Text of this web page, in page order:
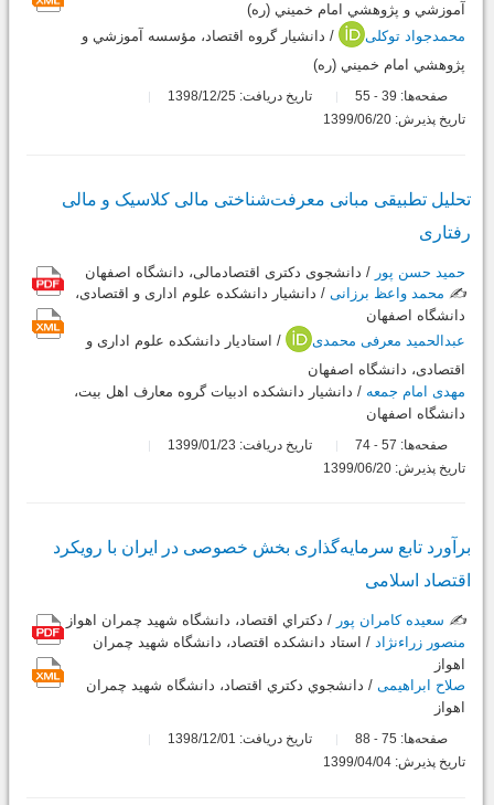
آموزشي و پژوهشي امام خميني (ره)
محمدجواد توکلی
/ دانشيار گروه اقتصاد، مؤسسه آموزشي و
پژوهشي امام خميني (ره)
صفحه‌ها: 39
-
تاریخ دریافت: 1398/12/25
تاریخ پذیرش: 1399/06/20
تحلیل تطبیقی مبانی معرفت‌شناختی مالی کلاسیک و مالی
رفتاری
حمید حسن پور / دانشجوی دکتری اقتصادمالی، دانشگاه اصفهان
✍️ محمد واعظ برزانی / دانشیار دانشکده علوم اداری و اقتصادی،
دانشگاه اصفهان
عبدالحمید معرفی محمدی
/ استادیار دانشکده علوم اداری و
اقتصادی، دانشگاه اصفهان
مهدی امام جمعه / دانشیار دانشکده ادبیات گروه معارف اهل بیت،
دانشگاه اصفهان
صفحه‌ها: 57
-
تاریخ دریافت: 1399/01/23
تاریخ پذیرش: 1399/06/20
برآورد تابع سرمایه‌گذاری بخش خصوصی در ایران با رویکرد
اقتصاد اسلامی
✍️ سعیده کامران پور / دکتراي اقتصاد، دانشگاه شهيد چمران اهواز
منصور زراءنژاد / استاد دانشکده اقتصاد، دانشگاه شهيد چمران
اهواز
صلاح ابراهیمی / دانشجوي دكتري اقتصاد، دانشگاه شهيد چمران
اهواز
صفحه‌ها: 75
-
تاریخ دریافت: 1398/12/01
تاریخ پذیرش: 1399/04/04